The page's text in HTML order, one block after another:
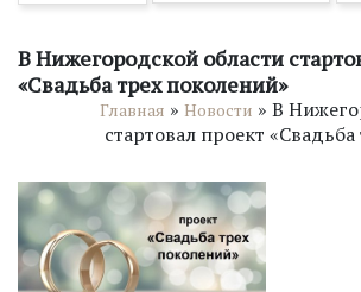
В Нижегородской области
«Свадьба трех поколений»
Главная » Новости » В
стартовал проект